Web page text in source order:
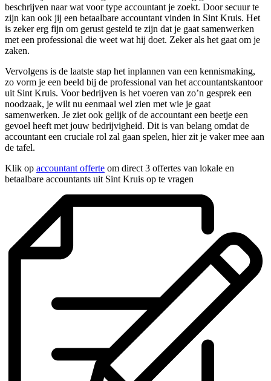
beschrijven naar wat voor type accountant je zoekt. Door secuur te
zijn kan ook jij een betaalbare accountant vinden in Sint Kruis. Het
is zeker erg fijn om gerust gesteld te zijn dat je gaat samenwerken
met een professional die weet wat hij doet. Zeker als het gaat om je
zaken.
Vervolgens is de laatste stap het inplannen van een kennismaking,
zo vorm je een beeld bij de professional van het accountantskantoor
uit Sint Kruis. Voor bedrijven is het voeren van zo’n gesprek een
noodzaak, je wilt nu eenmaal wel zien met wie je gaat
samenwerken. Je ziet ook gelijk of de accountant een beetje een
gevoel heeft met jouw bedrijvigheid. Dit is van belang omdat de
accountant een cruciale rol zal gaan spelen, hier zit je vaker mee aan
de tafel.
Klik op accountant offerte om direct 3 offertes van lokale en
betaalbare accountants uit Sint Kruis op te vragen